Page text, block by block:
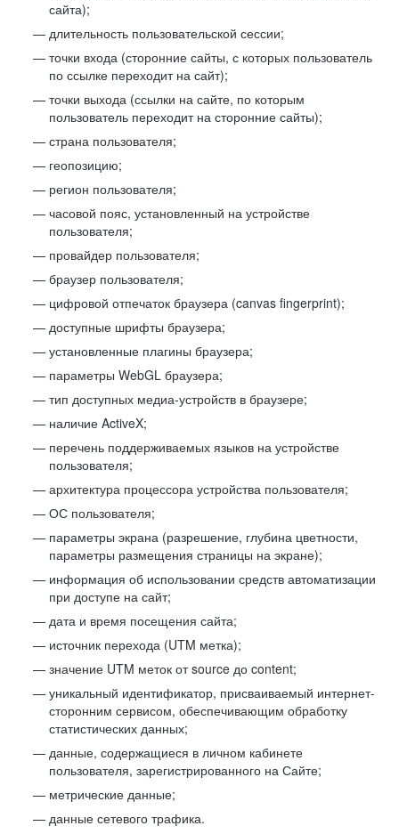
сайта);
длительность пользовательской сессии;
точки входа (сторонние сайты, с которых пользователь
по ссылке переходит на сайт);
точки выхода (ссылки на сайте, по которым
пользователь переходит на сторонние сайты);
страна пользователя;
геопозицию;
регион пользователя;
часовой пояс, установленный на устройстве
пользователя;
провайдер пользователя;
браузер пользователя;
цифровой отпечаток браузера (canvas fingerprint);
доступные шрифты браузера;
установленные плагины браузера;
параметры WebGL браузера;
тип доступных медиа-устройств в браузере;
наличие ActiveX;
перечень поддерживаемых языков на устройстве
пользователя;
архитектура процессора устройства пользователя;
ОС пользователя;
параметры экрана (разрешение, глубина цветности,
параметры размещения страницы на экране);
информация об использовании средств автоматизации
при доступе на сайт;
дата и время посещения сайта;
источник перехода (UTM метка);
значение UTM меток от source до content;
уникальный идентификатор, присваиваемый интернет-
сторонним сервисом, обеспечивающим обработку
статистических данных;
данные, содержащиеся в личном кабинете
пользователя, зарегистрированного на Сайте;
метрические данные;
данные сетевого трафика.